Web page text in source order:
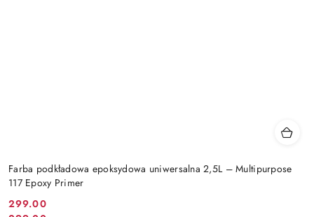
Farba podkładowa epoksydowa uniwersalna 2,5L – Multipurpose
117 Epoxy Primer
Cena
299.00